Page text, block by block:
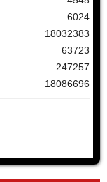
6024
18032383
63723
247257
18086696